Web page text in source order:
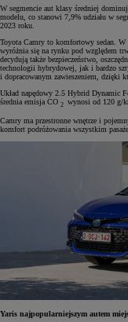
W segmencie aut klasy średniej
modelu, co stanowi 7,9% udziału w
2023 roku.
Toyota Camry to komfortowy sedan. W
wyróżnia się na rynku pod względem
decydują także bezpieczeństwo,
technologii hybrydowej, jak i bardzo
i dopracowanym zawieszeniem, dzięki
Układ napędowy 2.5 Hybrid Dynamic
średnia emisja CO 2 wynosi od 120 g/
Camry ma przestronne wnętrze i
komfort podróżowania wszystkim
Yaris najpopularniejszym autem